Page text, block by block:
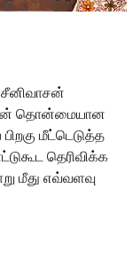
சீனிவாசன்
தொன்மையான
மீட்டெடுத்த
தெரிவிக்க
மீது எவ்வளவு